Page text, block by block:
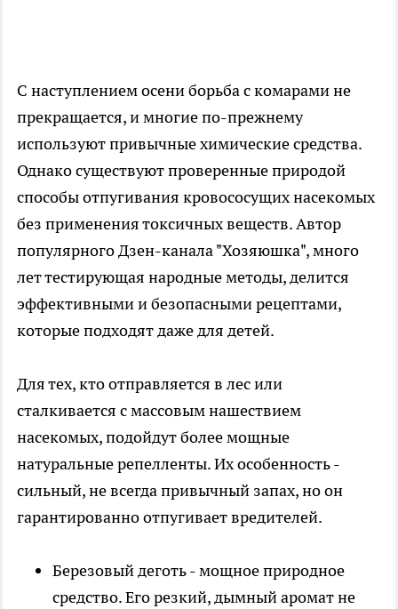
С наступлением осени борьба с комарами не
прекращается, и многие по-прежнему
используют привычные химические средства.
Однако существуют проверенные природой
способы отпугивания кровососущих насекомых
без применения токсичных веществ. Автор
популярного Дзен-канала "Хозяюшка", много
лет тестирующая народные методы, делится
эффективными и безопасными рецептами,
которые подходят даже для детей.
Для тех, кто отправляется в лес или
сталкивается с массовым нашествием
насекомых, подойдут более мощные
натуральные репелленты. Их особенность -
сильный, не всегда привычный запах, но он
гарантированно отпугивает вредителей.
Березовый деготь - мощное природное
средство. Его резкий, дымный аромат не